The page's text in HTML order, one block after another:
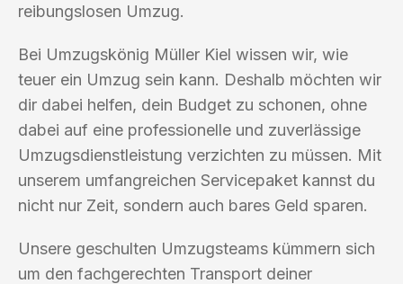
reibungslosen Umzug.
Bei Umzugskönig Müller Kiel wissen wir, wie
teuer ein Umzug sein kann. Deshalb möchten wir
dir dabei helfen, dein Budget zu schonen, ohne
dabei auf eine professionelle und zuverlässige
Umzugsdienstleistung verzichten zu müssen. Mit
unserem umfangreichen Servicepaket kannst du
nicht nur Zeit, sondern auch bares Geld sparen.
Unsere geschulten Umzugsteams kümmern sich
um den fachgerechten Transport deiner